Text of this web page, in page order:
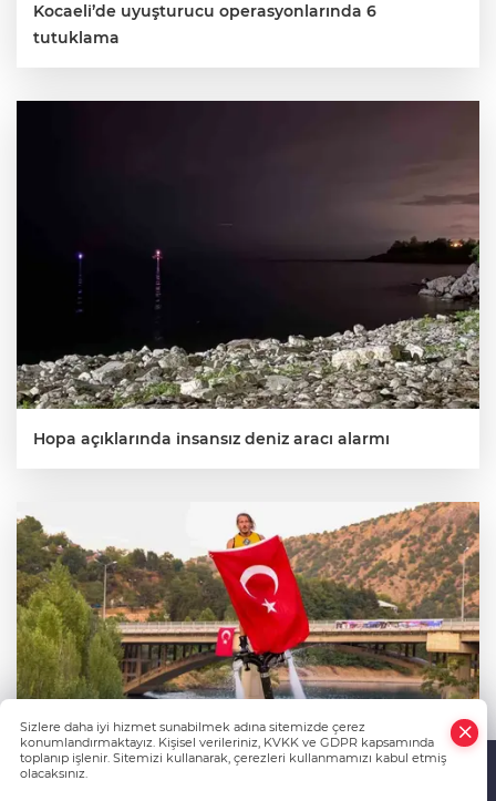
Kocaeli’de uyuşturucu operasyonlarında 6
tutuklama
Hopa açıklarında insansız deniz aracı alarmı
Sizlere daha iyi hizmet sunabilmek adına sitemizde çerez
konumlandırmaktayız. Kişisel verileriniz, KVKK ve GDPR kapsamında
toplanıp işlenir. Sitemizi kullanarak, çerezleri kullanmamızı kabul etmiş
olacaksınız.